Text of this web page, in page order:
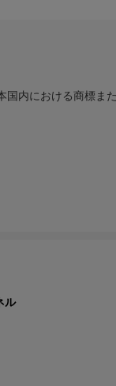
内における商標ま
ル